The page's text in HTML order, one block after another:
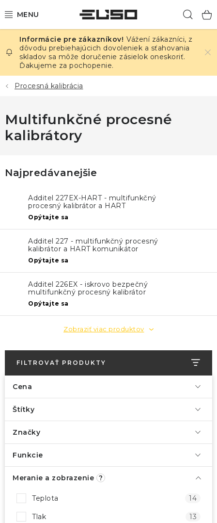
na
ELEKTRINA
TEPLOTA A VLHKOSŤ
TLAK A ÚNIKY
ZÁZNAMNÍKY
KALIBRÁCIA
TLAČ DPS
KONTAKTY
BLOG
Obchodné podmienky GDPR Slovník pojmov
Vážení zákazníci, z
dôvodu prebiehajúcich dovoleniek a sťahovania
skladov sa môže doručenie zásielok oneskoriť.
Ďakujeme za pochopenie.
Procesná kalibrácia
Multifunkčné procesné
kalibrátory
Najpredávanejšie
Additel 227EX-HART - multifunkčný
procesný kalibrátor a HART
komunikátor s ATEX
Opýtajte sa
Additel 227 - multifunkčný procesný
kalibrátor a HART komunikátor
Opýtajte sa
Additel 226EX - iskrovo bezpečný
multifunkčný procesný kalibrátor
Opýtajte sa
Zobraziť viac produktov
FILTROVAŤ PRODUKTY
Cena
Štítky
Značky
Funkcie
Meranie a zobrazenie ?
Teplota 14
Tlak 13